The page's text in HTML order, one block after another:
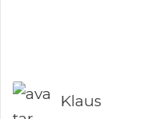
Klaus